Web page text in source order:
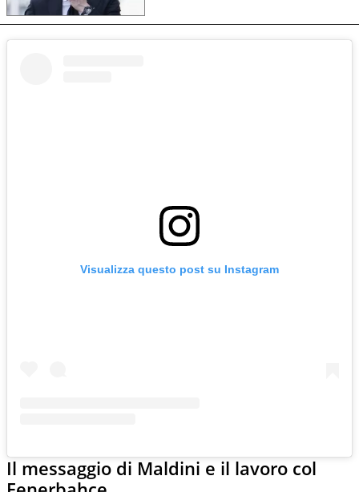
Visualizza questo post su Instagram
Il messaggio di Maldini e il lavoro col